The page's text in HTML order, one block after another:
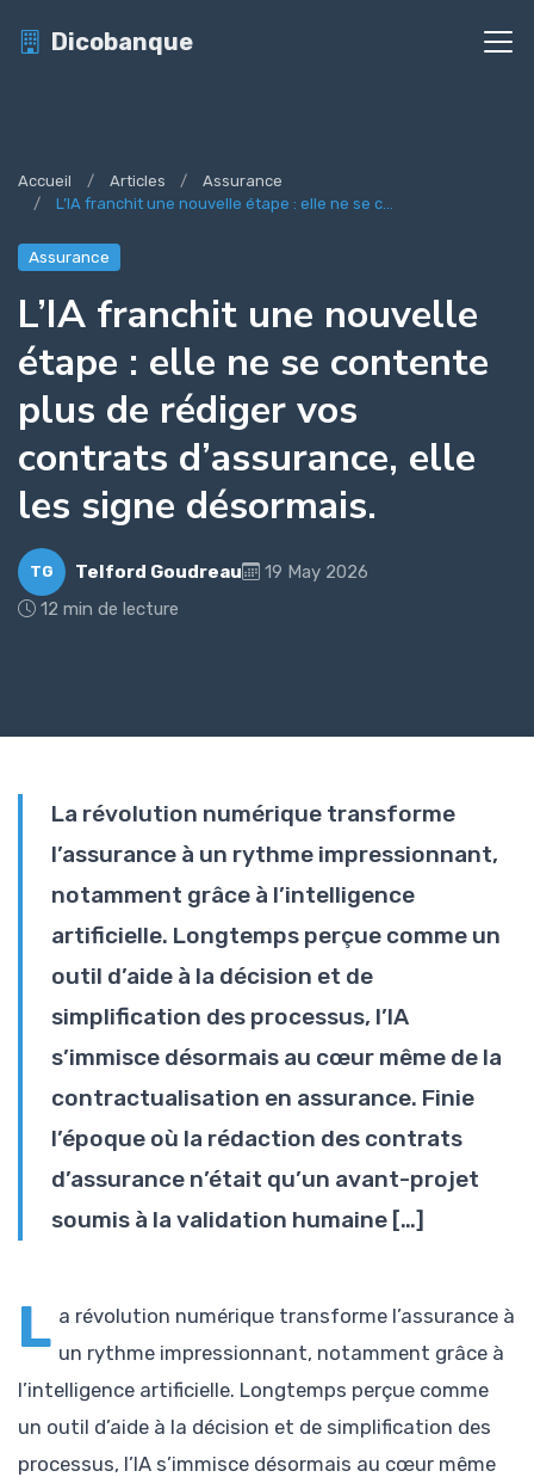
Dicobanque
Accueil Articles
Assurance
L’IA franchit une nouvelle étape : elle ne se c...
Assurance
L’IA franchit une nouvelle
étape : elle ne se contente
plus de rédiger vos
contrats d’assurance, elle
les signe désormais.
TG Telford Goudreau
19 May 2026
12 min de lecture
La révolution numérique transforme
l’assurance à un rythme impressionnant,
notamment grâce à l’intelligence
artificielle. Longtemps perçue comme un
outil d’aide à la décision et de
simplification des processus, l’IA
s’immisce désormais au cœur même de la
contractualisation en assurance. Finie
l’époque où la rédaction des contrats
d’assurance n’était qu’un avant-projet
soumis à la validation humaine […]
L a révolution numérique transforme l’assurance à
un rythme impressionnant, notamment grâce à
l’intelligence artificielle. Longtemps perçue comme
un outil d’aide à la décision et de simplification des
processus, l’IA s’immisce désormais au cœur même